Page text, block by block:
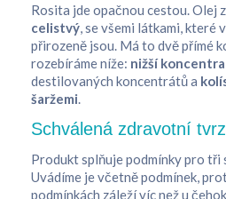
Rosita jde opačnou cestou. Olej
celistvý, se všemi látkami, které
přirozeně jsou. Má to dvě přímé
rozebíráme níže: nižší
destilovaných koncentrátů a
šaržemi.
Schválená zdravotní
Produkt splňuje podmínky pro tři
Uvádíme je včetně podmínek,
podmínkách záleží víc než u